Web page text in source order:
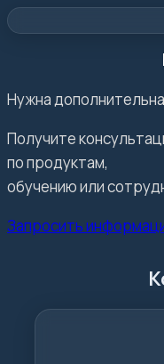
Нужна
Получите
по продуктам,
обучению или
Запросить